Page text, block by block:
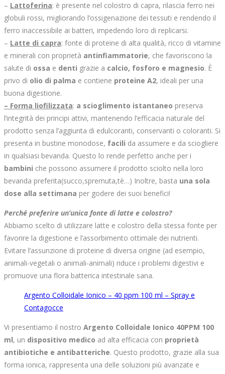
– Lattoferina: è presente nel colostro di capra, rilascia ferro nei
globuli rossi, migliorando l’ossigenazione dei tessuti e rendendo il
ferro inaccessibile ai batteri, impedendo loro di replicarsi.
– Latte di capra: fonte di proteine di alta qualità, ricco di vitamine
e minerali con proprietà antinfiammatorie, che favoriscono la
salute di ossa e denti grazie a calcio, fosforo e magnesio. È
privo di olio di palma e contiene proteine A2, ideali per una
buona digestione.
– Forma liofilizzata: a scioglimento istantaneo preserva
l’integrità dei principi attivi, mantenendo l’efficacia naturale del
prodotto senza l’aggiunta di edulcoranti, conservanti o coloranti. Si
presenta in bustine monodose, facili da assumere e da sciogliere
in qualsiasi bevanda. Questo lo rende perfetto anche per i
bambini che possono assumere il prodotto sciolto nella loro
bevanda preferita(succo,spremuta,tè…) Inoltre, basta una sola
dose alla settimana per godere dei suoi benefici!
Perché preferire un’unica fonte di latte e colostro?
Abbiamo scelto di utilizzare latte e colostro della stessa fonte per
favorire la digestione e l’assorbimento ottimale dei nutrienti.
Evitare l’assunzione di proteine di diversa origine (ad esempio,
animali-vegetali o animali-animali) riduce i problemi digestivi e
promuove una flora batterica intestinale sana.
Argento Colloidale Ionico – 40 ppm 100 ml – Spray e
Contagocce
Vi presentiamo il nostro Argento Colloidale Ionico 40PPM 100
ml, un dispositivo medico ad alta efficacia con proprietà
antibiotiche e antibatteriche. Questo prodotto, grazie alla sua
forma ionica, rappresenta una delle soluzioni più avanzate e